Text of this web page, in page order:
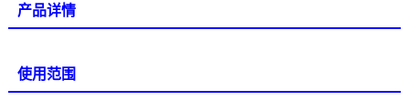
产品详情
使用范围